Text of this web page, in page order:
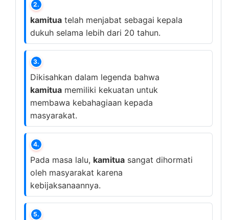
2.
kamitua telah menjabat sebagai kepala
dukuh selama lebih dari 20 tahun.
3.
Dikisahkan dalam legenda bahwa
kamitua memiliki kekuatan untuk
membawa kebahagiaan kepada
masyarakat.
4.
Pada masa lalu, kamitua sangat dihormati
oleh masyarakat karena
kebijaksanaannya.
5.